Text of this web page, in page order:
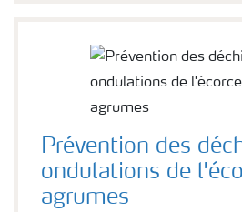
Prévention des
ondulations de
agrumes